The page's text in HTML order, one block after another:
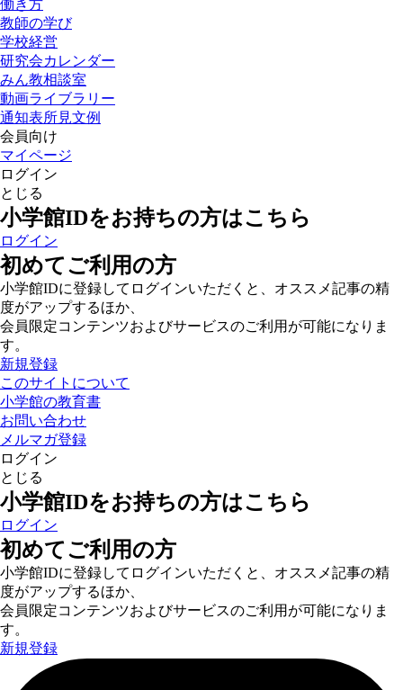
働き方
教師の学び
学校経営
研究会カレンダー
みん教相談室
動画ライブラリー
通知表所見文例
会員向け
マイページ
ログイン
とじる
小学館IDをお持ちの方はこちら
ログイン
初めてご利用の方
小学館IDに登録してログインいただくと、オススメ記事の精
度がアップするほか、
会員限定コンテンツおよびサービスのご利用が可能になりま
す。
新規登録
このサイトについて
小学館の教育書
お問い合わせ
メルマガ登録
ログイン
とじる
小学館IDをお持ちの方はこちら
ログイン
初めてご利用の方
小学館IDに登録してログインいただくと、オススメ記事の精
度がアップするほか、
会員限定コンテンツおよびサービスのご利用が可能になりま
す。
新規登録